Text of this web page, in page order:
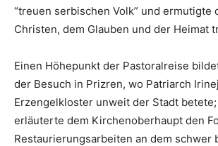
“treuen serbischen Volk” und ermutigte
Christen, dem Glauben und der Heimat
Einen Höhepunkt der Pastoralreise
der Besuch in Prizren, wo Patriarch
Erzengelkloster unweit der Stadt
erläuterte dem Kirchenoberhaupt den
Restaurierungsarbeiten an dem schwer